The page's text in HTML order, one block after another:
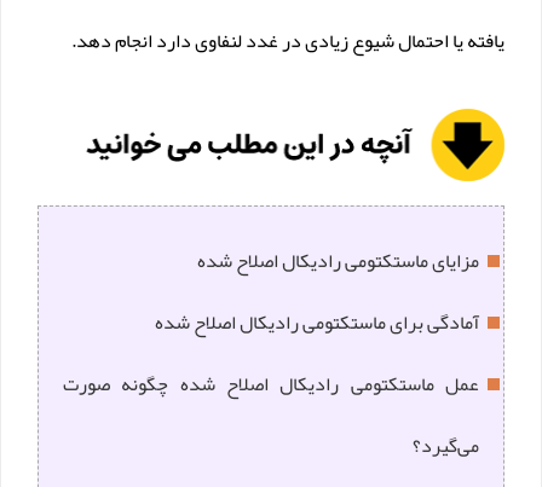
یافته یا احتمال شیوع زیادی در غدد لنفاوی دارد انجام دهد.
مزایای ماستکتومی رادیکال اصلاح شده
آمادگی برای ماستکتومی رادیکال اصلاح شده
عمل ماستکتومی رادیکال اصلاح شده چگونه صورت
می‌گیرد؟